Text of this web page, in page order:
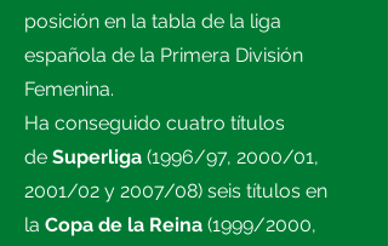
posición en la tabla de la liga
española de la Primera División
Femenina.
Ha conseguido cuatro títulos
de Superliga (1996/97, 2000/01,
2001/02 y 2007/08) seis títulos en
la Copa de la Reina (1999/2000,